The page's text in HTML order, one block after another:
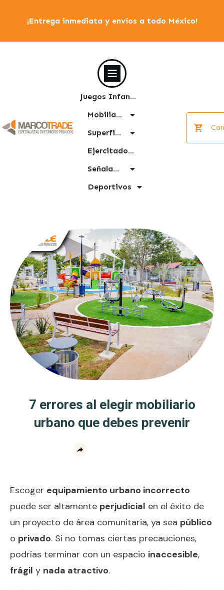
¡Entrega inmediata y envíos a todo México!
Juegos Infantiles
Mobiliario Urbano
Superficies
Ejercitadores
Señalamiento
Deportivos
7 errores al elegir mobiliario
urbano que debes prevenir
Escoger equipamiento urbano incorrecto
puede ser altamente perjudicial en el éxito de
un proyecto de área comunitaria, ya sea público
o privado. Si no tomas ciertas precauciones,
podrías terminar con un espacio inaccesible,
frágil y nada atractivo.